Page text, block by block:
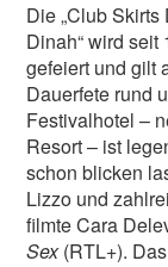
Die „Club Skirts
Dinah“ wird
gefeiert und gilt
Dauerfete rund
Festivalhotel –
Resort – ist
schon blicken
Lizzo und
filmte Cara
Sex(RTL+).